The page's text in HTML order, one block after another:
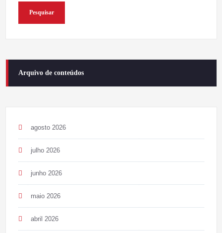
Pesquisar
Arquivo de conteúdos
agosto 2026
julho 2026
junho 2026
maio 2026
abril 2026